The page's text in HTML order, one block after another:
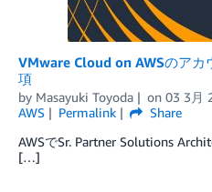
VMware Cloud on AWSのアカ
項
by Masayuki Toyoda on 03 3月
AWS
Permalink
Share
AWSでSr. Partner Solutions
[…]